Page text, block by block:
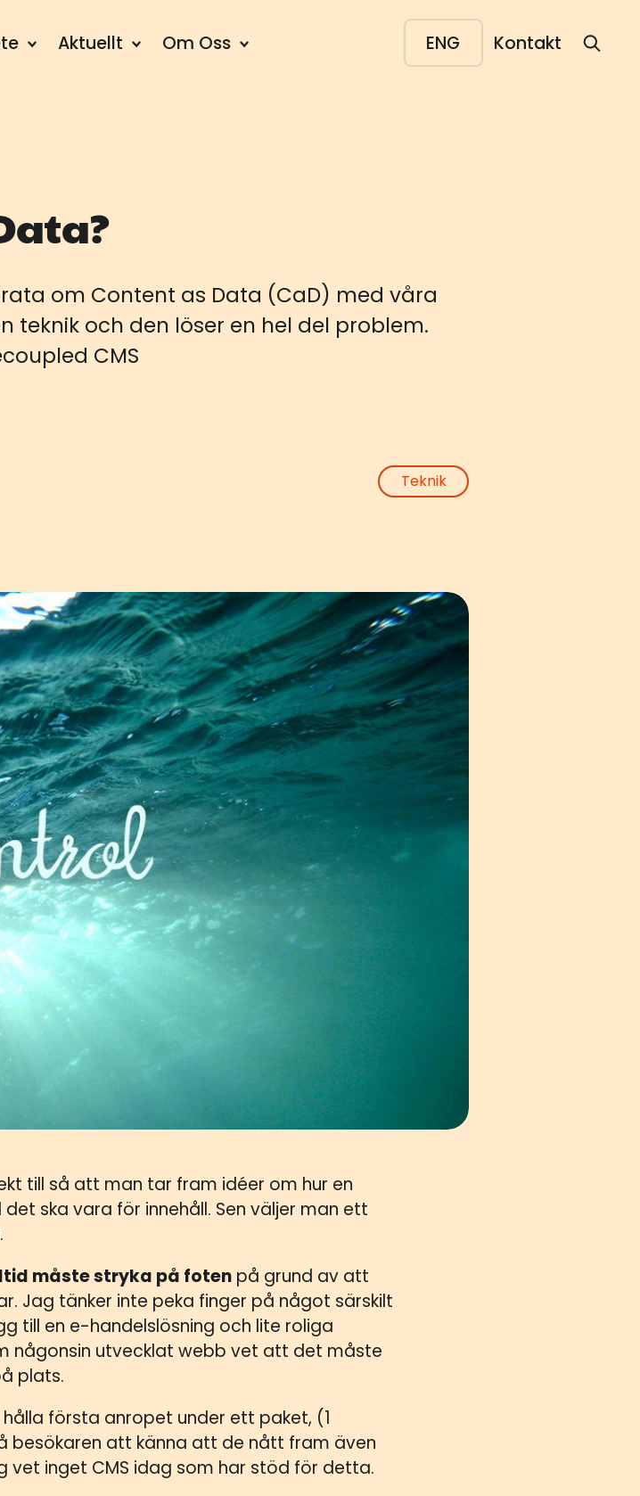
Aktuellt Om Oss ENG Kontakt
om Content as Data (CaD) med våra
teknik och den löser en hel del problem.
CMS
Teknik
till så att man tar fram idéer om hur en
ska vara för innehåll. Sen väljer man ett
måste stryka på foten på grund av att
Jag tänker inte peka finger på något särskilt
till en e-handelslösning och lite roliga
någonsin utvecklat webb vet att det måste
plats.
första anropet under ett paket, (1
besökaren att känna att de nått fram även
vet inget CMS idag som har stöd för detta.